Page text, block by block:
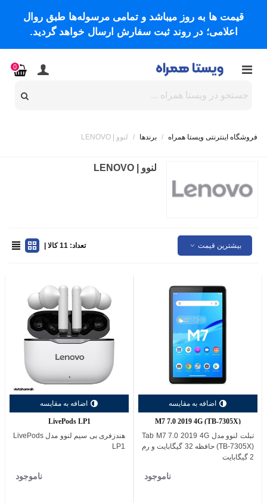
قیمت ها به روز میباشد و تمامی مرسوله‌ها طبق روال
اعلامی؛ در روند ثبت سفارش ارسال خواهد گردید.
0
فروشگاه اینترنتی ویستا همراه / برندها / لنوو | LENOVO
لنوو | LENOVO
بیشترین قیمت تعداد: 11 کالا |
اضافه به مقایسه
M7 7.0 2019 4G (TB-7305X)
تبلت لنوو مدل Tab M7 7.0 2019 4G
(TB-7305X) حافظه 32 گیگابایت و رم
2 گیگابایت
ناموجود
اضافه به مقایسه
LivePods LP1
هندزفری بی سیم لنوو مدل LivePods
LP1
ناموجود